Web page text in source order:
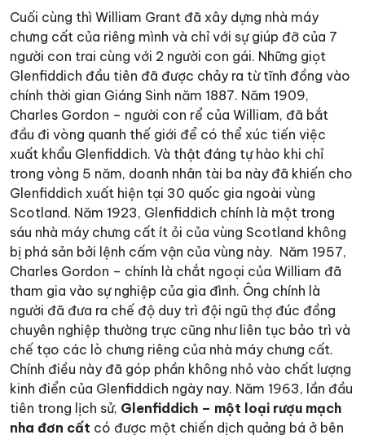
Cuối cùng thì William Grant đã xây dựng nhà máy
chưng cất của riêng mình và chỉ với sự giúp đỡ của 7
người con trai cùng với 2 người con gái. Những giọt
Glenfiddich đầu tiên đã được chảy ra từ tĩnh đồng vào
chính thời gian Giáng Sinh năm 1887. Năm 1909,
Charles Gordon – người con rể của William, đã bắt
đầu đi vòng quanh thế giới để có thể xúc tiến việc
xuất khẩu Glenfiddich. Và thật đáng tự hào khi chỉ
trong vòng 5 năm, doanh nhân tài ba này đã khiến cho
Glenfiddich xuất hiện tại 30 quốc gia ngoài vùng
Scotland. Năm 1923, Glenfiddich chính là một trong
sáu nhà máy chưng cất ít ỏi của vùng Scotland không
bị phá sản bởi lệnh cấm vận của vùng này. Năm 1957,
Charles Gordon – chính là chắt ngoại của William đã
tham gia vào sự nghiệp của gia đình. Ông chính là
người đã đưa ra chế độ duy trì đội ngũ thợ đúc đồng
chuyên nghiệp thường trực cũng như liên tục bảo trì và
chế tạo các lò chưng riêng của nhà máy chưng cất.
Chính điều này đã góp phần không nhỏ vào chất lượng
kinh điển của Glenfiddich ngày nay. Năm 1963, lần đầu
tiên trong lịch sử, Glenfiddich – một loại rượu mạch
nha đơn cất có được một chiến dịch quảng bá ở bên